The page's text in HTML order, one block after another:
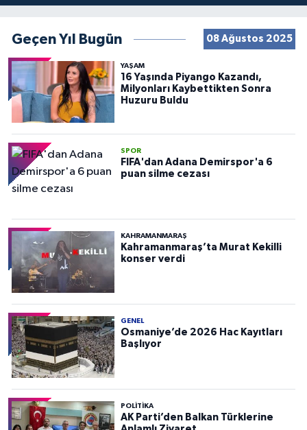
Geçen Yıl Bugün 08 Ağustos 2025
YAŞAM
16 Yaşında Piyango Kazandı,
Milyonları Kaybettikten Sonra
Huzuru Buldu
SPOR
FIFA'dan Adana Demirspor'a 6
puan silme cezası
KAHRAMANMARAŞ
Kahramanmaraş’ta Murat Kekilli
konser verdi
GENEL
Osmaniye’de 2026 Hac Kayıtları
Başlıyor
POLITIKA
AK Parti’den Balkan Türklerine